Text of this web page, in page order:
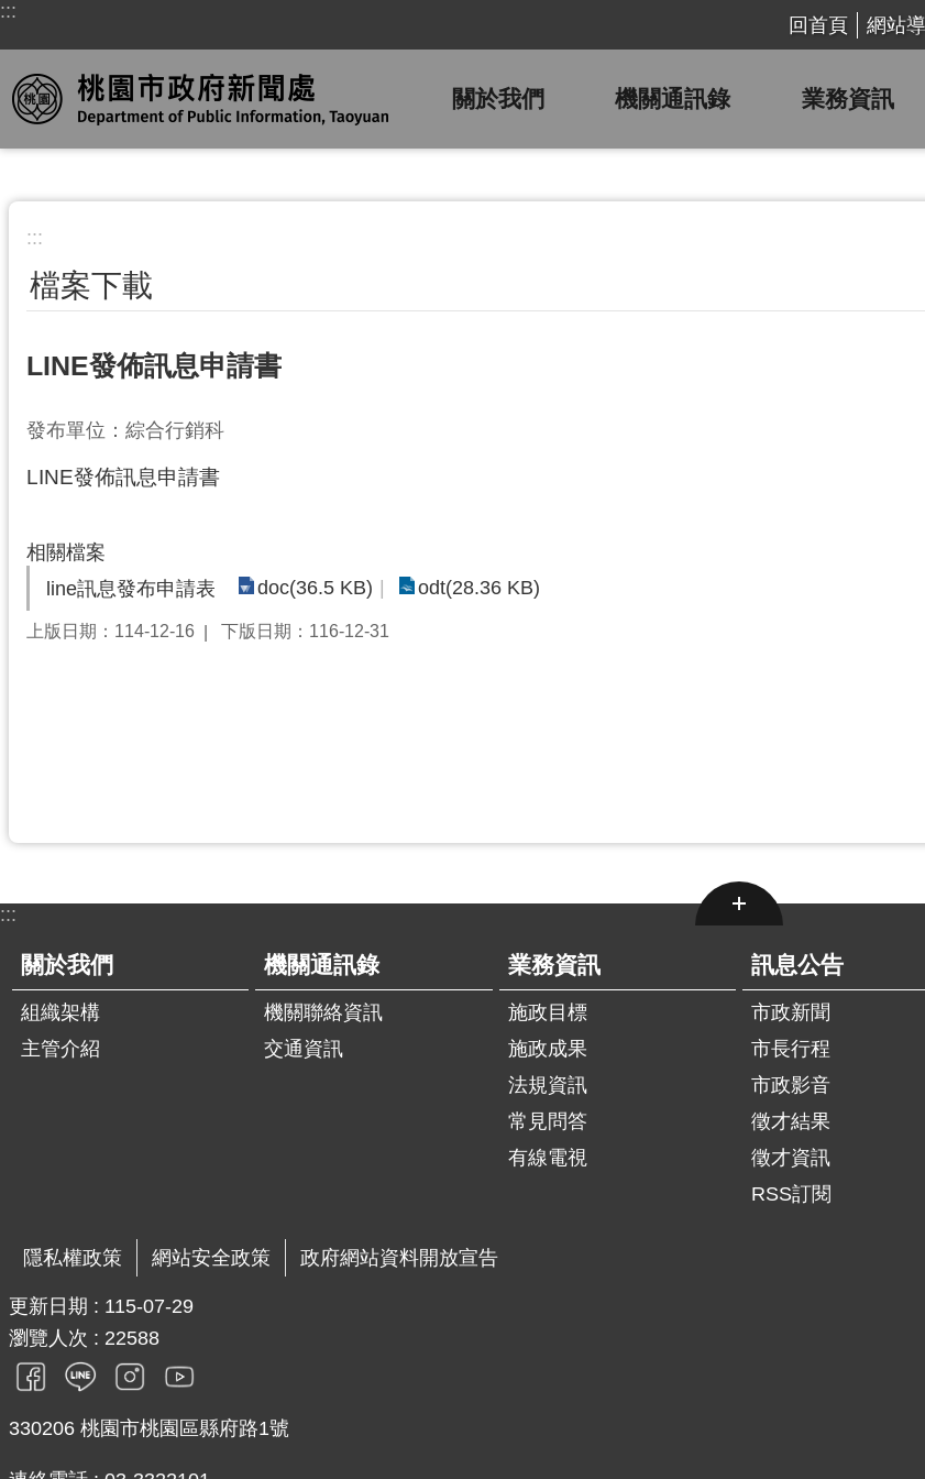
跳到主要內容區塊
:::
回首頁 網站
關於我們 機關通訊錄 業務資訊
:::
檔案下載
LINE發佈訊息申請書
發布單位：綜合行銷科
LINE發佈訊息申請書
相關檔案
line訊息發布申請表
doc(36.5 KB) odt(28.36 KB)
上版日期：114-12-16 下版日期：116-12-31
:::
關於我們
組織架構
主管介紹
機關通訊錄
機關聯絡資訊
交通資訊
業務資訊
施政目標
施政成果
法規資訊
常見問答
有線電視
訊息公告
市政新聞
市長行程
市政影音
徵才結果
徵才資訊
RSS訂閱
隱私權政策 網站安全政策 政府網站資料開放宣告
更新日期
115-07-29
瀏覽人次
22588
330206 桃園市桃園區縣府路1號